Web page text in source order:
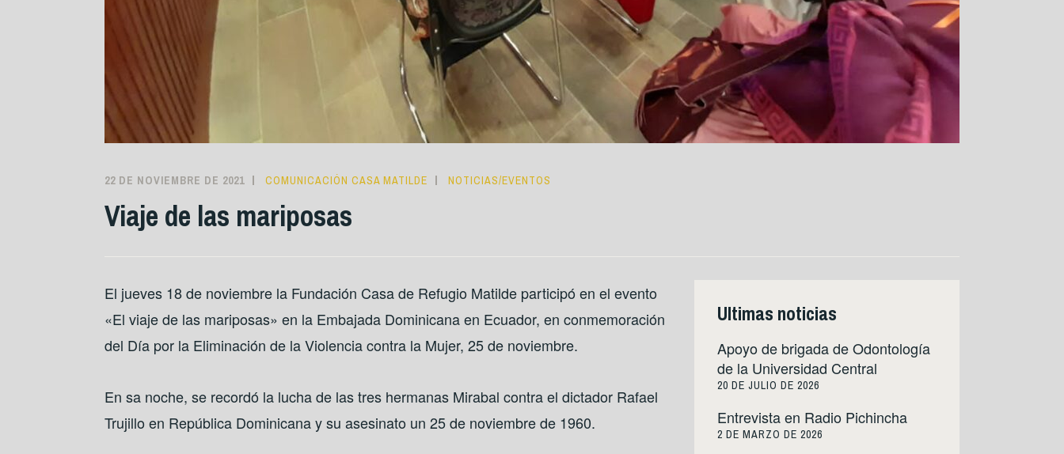
22 DE NOVIEMBRE DE 2021 COMUNICACIÓN CASA MATILDE NOTICIAS/EVENTOS
Viaje de las mariposas
El jueves 18 de noviembre la Fundación Casa de Refugio Matilde participó en el evento
«El viaje de las mariposas» en la Embajada Dominicana en Ecuador, en conmemoración
del Día por la Eliminación de la Violencia contra la Mujer, 25 de noviembre.
En sa noche, se recordó la lucha de las tres hermanas Mirabal contra el dictador Rafael
Trujillo en República Dominicana y su asesinato un 25 de noviembre de 1960.
Ultimas noticias
Apoyo de brigada de Odontología
de la Universidad Central
20 DE JULIO DE 2026
Entrevista en Radio Pichincha
2 DE MARZO DE 2026